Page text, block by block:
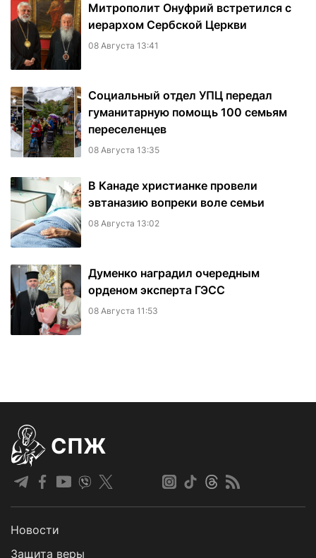
Митрополит Онуфрий встретился с
иерархом Сербской Церкви
08 Августа 13:41
Социальный отдел УПЦ передал
гуманитарную помощь 100 семьям
переселенцев
08 Августа 13:35
В Канаде христианке провели
эвтаназию вопреки воле семьи
08 Августа 13:02
Думенко наградил очередным
орденом эксперта ГЭСС
08 Августа 11:53
СПЖ
Новости
Защита веры